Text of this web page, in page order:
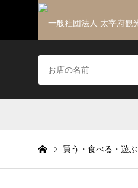
買う・食べる・遊ぶ